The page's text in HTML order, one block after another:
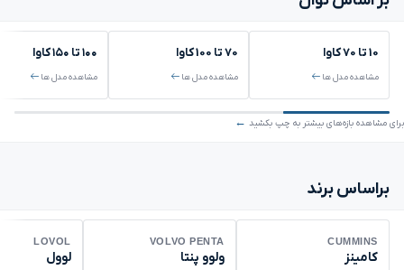
10 تا 70 کاوا
مشاهده مدل ها
70 تا 100 کاوا
مشاهده مدل ها
۱۰۰ تا ۱۵۰ کاوا
مشاهده مدل ها
برای مشاهده بازه‌های بیشتر به چپ بکشید
براساس برند
CUMMINS
کامینز
VOLVO PENTA
ولوو پنتا
LOVOL
لوول